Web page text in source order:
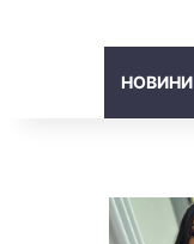
НОВИНИ